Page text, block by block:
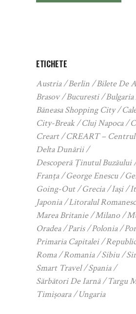
ETICHETE
Austria Berlin
Bilete De
Brasov
Bucuresti
Bulgaria
Băneasa Shopping City
City-Break
Cluj Napoca
Creart
CREART –
Delta Dunării
Descoperă Ținutul Buzăului
Franța
George Enescu
Going-Out
Grecia Iași
Japonia
Litoralul Romanesc
Marea Britanie
Milano
Oradea
Paris Polonia
Primaria Capitalei
Roma
Romania Sibiu
Smart Travel
Spania
Sărbători De Iarnă
Targu
Timișoara
Ungaria